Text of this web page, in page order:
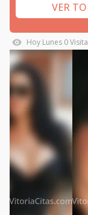
VER
Hoy Lunes 0